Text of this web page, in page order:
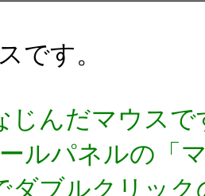
です。
じんだマウス
ルパネルの「
ダブルクリッ